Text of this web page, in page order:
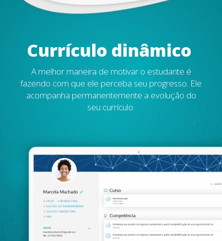
Currículo dinâmico
A melhor maneira de motivar o estudante é
fazendo com que ele perceba seu progresso. Ele
acompanha permanentemente a evolução do
seu currículo.